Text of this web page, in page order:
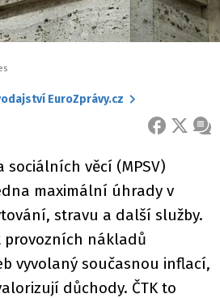
EuroZprávy.cz
FACEBOOK
X
sociálních věcí (MPSV)
maximální úhrady v
stravu a další služby.
provozních nákladů
vyvolaný současnou inflací,
důchody. ČTK to